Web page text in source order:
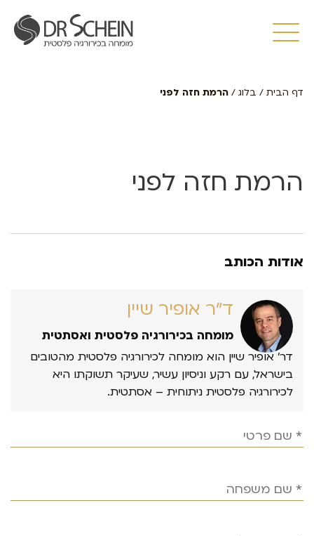
דף הבית / בלוג / הרמת חזה לפני
הרמת חזה לפני
אודות הכותב
ד״ר אופיר שיין
מומחה בכירורגיה פלסטית ואסתטית
דר’ אופיר שיין הוא מומחה לכירורגיה פלסטית מהטובים
בישראל, עם רקע וניסיון עשיר, שעיקר תשוקתו היא
לכירורגיה פלסטית ניתוחית – אסתטית.